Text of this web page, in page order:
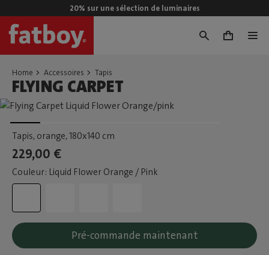
20% sur une sélection de luminaires
0
Home Accessoires Tapis
FLYING CARPET
Tapis, orange, 180x140 cm
229,00 €
Couleur: Liquid Flower Orange / Pink
Pré-commande maintenant